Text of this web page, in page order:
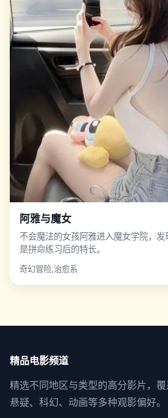
阿雅与魔女
不会魔法的女孩阿雅进入魔女学院，发
是拼命练习后的特长。
奇幻冒险,治愈系
精品电影频道
精选不同地区与类型的高分影片，覆
悬疑、科幻、动画等多种观影偏好。